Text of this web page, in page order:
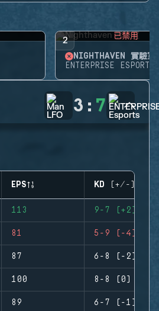
2 已禁用
NIGHTHAVEN 實驗室
ENTERPRISE ESPORTS
3 : 7
EPS KD (+/-)
113 9-7 (+2)
81 5-9 (-4)
87 6-8 (-2)
100 8-8 (0)
89 6-7 (-1)